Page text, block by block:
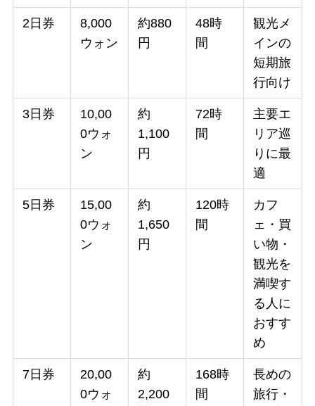
2日券
8,000
ウォン
約880
円
48時
間
観光メ
インの
短期旅
行向け
3日券
10,00
0ウォ
ン
約
1,100
円
72時
間
主要エ
リア巡
りに最
適
5日券
15,00
0ウォ
ン
約
1,650
円
120時
間
カフ
ェ・買
い物・
観光を
満喫す
る人に
おすす
め
7日券
20,00
0ウォ
約
2,200
168時
間
長めの
旅行・